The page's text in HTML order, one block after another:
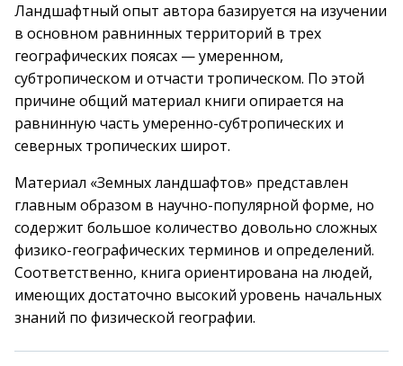
Ландшафтный опыт автора базируется на изучении
в основном равнинных территорий в трех
географических поясах — умеренном,
субтропическом и отчасти тропическом. По этой
причине общий материал книги опирается на
равнинную часть умеренно-субтропических и
северных тропических широт.
Материал «Земных ландшафтов» представлен
главным образом в научно-популярной форме, но
содержит большое количество довольно сложных
физико-географических терминов и определений.
Соответственно, книга ориентирована на людей,
имеющих достаточно высокий уровень начальных
знаний по физической географии.